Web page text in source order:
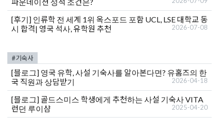
[후기] 인류학 전 세계 1위 옥스포드 포함 UCL, LSE 대학교 동
시 합격| 영국 석사, 유학원 추천
2026-07-08
#기숙사
[블로그] 영국 유학, 사설 기숙사를 알아본다면? 유홈즈의 한
국 직원과 상담받기
2026-04-18
[블로그] 골드스미스 학생에게 추천하는 사설 기숙사 VITA
런던 루이샴
2025-04-20